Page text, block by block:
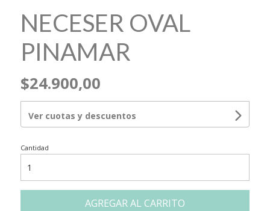
NECESER OVAL
PINAMAR
$24.900,00
Ver cuotas y descuentos
Cantidad
AGREGAR AL CARRITO